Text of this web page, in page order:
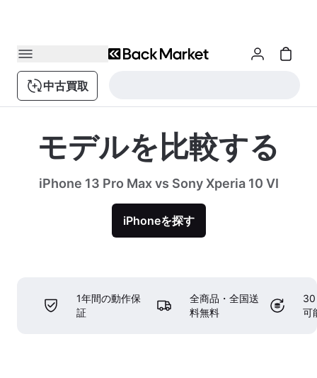
中古買取
モデルを比較する
iPhone 13 Pro Max vs Sony Xperia 10 VI
iPhoneを探す
1年間の動作保
証
全商品・全国送
料無料
30
可